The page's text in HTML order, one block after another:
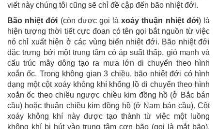
viết này chúng tôi cũng sẽ chỉ đề cập đến bão nhiệt đới.
Bão nhiệt đới (còn được gọi làxoáy thuận nhiệt đới) là
hiện tượng thời tiết cực đoan có tên gọi bắt nguồn từ việc
nó chỉ xuất hiện ở các vùng biển nhiệt đới. Bão nhiệt đới
đặc trưng bởi một trung tâm có áp suất thấp, gió mạnh và
cấu trúc mây dông tạo ra mưa lớn di chuyển theo hình
xoắn ốc. Trong không gian 3 chiều, bão nhiệt đới có hình
dạng một cột xoáy không khí khổng lồ di chuyển theo hình
xoắn ốc theo chiều ngược chiều kim đồng hồ (ở Bắc bán
cầu) hoặc thuận chiều kim đồng hồ (ở Nam bán cầu). Cột
xoáy không khí này được tạo thành từ việc một luồng
không khí bị hút vào trung tâm cơn bão (gọi là mắt bão).